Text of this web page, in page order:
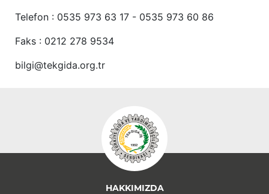
Telefon : 0535 973 63 17 - 0535 973 60 86
Faks : 0212 278 9534
bilgi@tekgida.org.tr
HAKKIMIZDA